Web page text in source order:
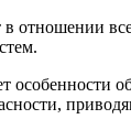
в отношении
особенности